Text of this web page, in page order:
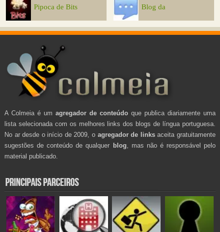
Pipoca de Bits Blog da
A Colmeia é um agregador de conteúdo que publica diariamente uma
lista selecionada com os melhores links dos blogs de língua portuguesa.
No ar desde o início de 2009, o agregador de linksaceita gratuitamente
sugestões de conteúdo de qualquer blog , mas não é responsável pelo
material publicado.